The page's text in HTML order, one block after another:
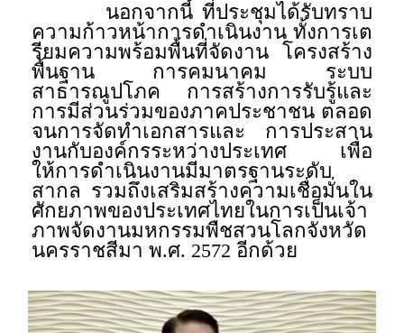
นอกจากนี้ ที่ประชุมได้รับทราบ
ความก้าวหน้าการดำเนินงาน ทั้งการเต
รียมความพร้อมพื้นที่จัดงาน โครงสร้าง
พื้นฐาน การคมนาคม ระบบ
สาธารณูปโภค การสร้างการรับรู้และ
การมีส่วนร่วมของภาคประชาชน ตลอด
จนการจัดทำเอกสารและ การประสาน
งานกับองค์กรระหว่างประเทศ เพื่อ
ให้การดำเนินงานมีมาตรฐานระดับ
สากล รวมถึงเสริมสร้างความเชื่อมั่นใน
ศักยภาพของประเทศไทยในการเป็นเจ้า
ภาพจัดงานมหกรรมพืชสวนโลกจังหวัด
นครราชสีมา พ.ศ. 2572 อีกด้วย